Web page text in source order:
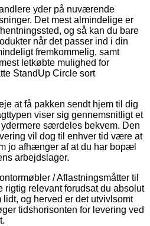
yder på nuværende
Det mest almindelige er
og så kan du bare
når det passer ind i din
fremkommelig, samt
letkøbte mulighed for
StandUp Circle sort
at få pakken sendt hjem til dig
viser sig gennemsnitligt et
særdeles bekvem. Den
vil dog til enhver tid være at
jo afhænger af at du har bopæl
arbejdslager.
/ Aflastningsmåtter til
rigtig relevant forudsat du absolut
og herved er det utvivlsomt
tidshorisonten for levering ved